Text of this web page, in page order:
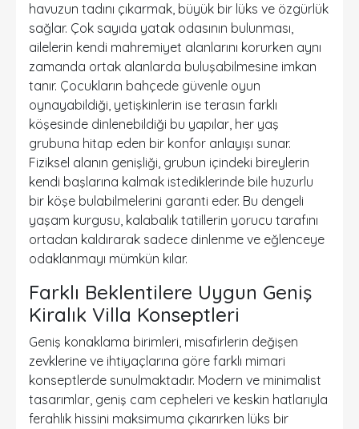
havuzun tadını çıkarmak, büyük bir lüks ve özgürlük
sağlar. Çok sayıda yatak odasının bulunması,
ailelerin kendi mahremiyet alanlarını korurken aynı
zamanda ortak alanlarda buluşabilmesine imkan
tanır. Çocukların bahçede güvenle oyun
oynayabildiği, yetişkinlerin ise terasın farklı
köşesinde dinlenebildiği bu yapılar, her yaş
grubuna hitap eden bir konfor anlayışı sunar.
Fiziksel alanın genişliği, grubun içindeki bireylerin
kendi başlarına kalmak istediklerinde bile huzurlu
bir köşe bulabilmelerini garanti eder. Bu dengeli
yaşam kurgusu, kalabalık tatillerin yorucu tarafını
ortadan kaldırarak sadece dinlenme ve eğlenceye
odaklanmayı mümkün kılar.
Farklı Beklentilere Uygun Geniş
Kiralık Villa Konseptleri
Geniş konaklama birimleri, misafirlerin değişen
zevklerine ve ihtiyaçlarına göre farklı mimari
konseptlerde sunulmaktadır. Modern ve minimalist
tasarımlar, geniş cam cepheleri ve keskin hatlarıyla
ferahlık hissini maksimuma çıkarırken lüks bir